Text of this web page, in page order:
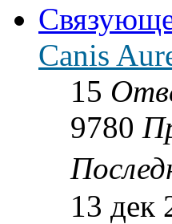
Canis
15
9780
13 дек